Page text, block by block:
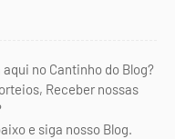
no Cantinho do Blog?
Receber nossas
e siga nosso Blog.